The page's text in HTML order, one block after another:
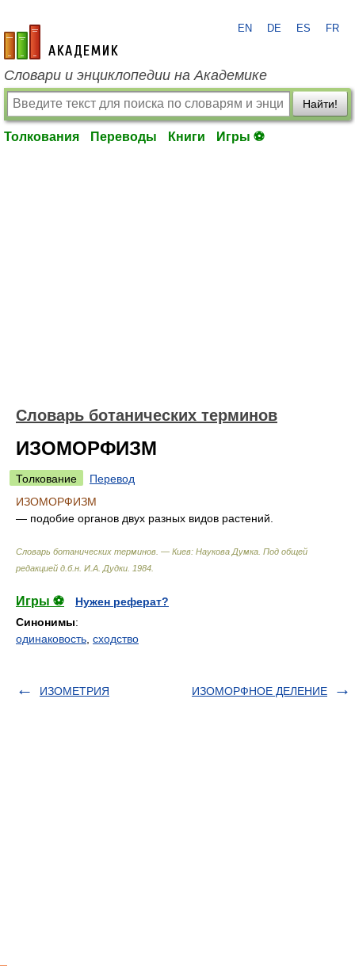
academic.ru
EN DE ES FR
Словари и энциклопедии на Академике
Найти!
Толкования Переводы Книги Игры ⚽
Словарь ботанических терминов
ИЗОМОРФИЗМ
Толкование
Перевод
ИЗОМОРФИЗМ
— подобие органов двух разных видов растений.
Словарь ботанических терминов. — Киев: Наукова Думка Под общей
редакцией д.б.н. И.А. Дудки 1984
Игры ⚽
Нужен реферат?
Синонимы:
одинаковость сходство
ИЗОМЕТРИЯ ИЗОМОРФНОЕ ДЕЛЕНИЕ